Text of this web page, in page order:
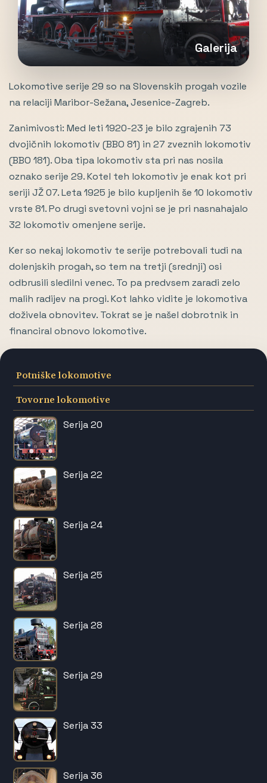
Potniške lokomotive
Tovorne lokomotive
Serija 20
Serija 22
Serija 24
Serija 25
Serija 28
Serija 29
Serija 33
Serija 36
Galerija
Lokomotive serije 29 so na Slovenskih progah vozile
na relaciji Maribor-Sežana, Jesenice-Zagreb.
Zanimivosti: Med leti 1920-23 je bilo zgrajenih 73
dvojičnih lokomotiv (BBO 81) in 27 zveznih lokomotiv
(BBO 181). Oba tipa lokomotiv sta pri nas nosila
oznako serije 29. Kotel teh lokomotiv je enak kot pri
seriji JŽ 07. Leta 1925 je bilo kupljenih še 10 lokomotiv
vrste 81. Po drugi svetovni vojni se je pri nasnahajalo
32 lokomotiv omenjene serije.
Ker so nekaj lokomotiv te serije potrebovali tudi na
dolenjskih progah, so tem na tretji (srednji) osi
odbrusili sledilni venec. To pa predvsem zaradi zelo
malih radijev na progi. Kot lahko vidite je lokomotiva
doživela obnovitev. Tokrat se je našel dobrotnik in
financiral obnovo lokomotive.